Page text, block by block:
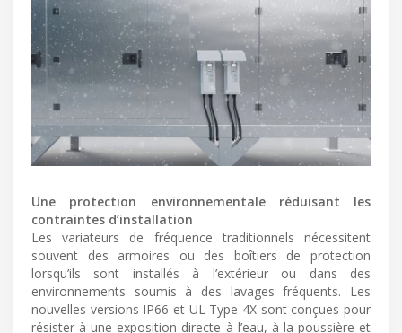
Une protection environnementale réduisant les
contraintes d’installation
Les variateurs de fréquence traditionnels nécessitent
souvent des armoires ou des boîtiers de protection
lorsqu’ils sont installés à l’extérieur ou dans des
environnements soumis à des lavages fréquents. Les
nouvelles versions IP66 et UL Type 4X sont conçues pour
résister à une exposition directe à l’eau, à la poussière et